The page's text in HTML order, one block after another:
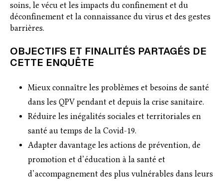
soins, le vécu et les impacts du confinement et du
déconfinement et la connaissance du virus et des gestes
barrières.
OBJECTIFS ET FINALITÉS PARTAGÉS DE
CETTE ENQUÊTE
Mieux connaître les problèmes et besoins de santé
dans les QPV pendant et depuis la crise sanitaire.
Réduire les inégalités sociales et territoriales en
santé au temps de la Covid-19.
Adapter davantage les actions de prévention, de
promotion et d’éducation à la santé et
d’accompagnement des plus vulnérables dans leurs